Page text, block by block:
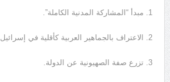
1. مبدأ “المشاركة المدنية الكاملة”.
2. الاعتراف بالجماهير العربية كأقلية في إسرائيل.
3. تزرع صفة الصهيونية عن الدولة.